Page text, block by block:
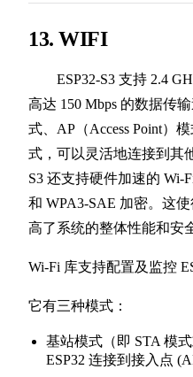
13. WIFI
ESP32-S3 支持 2.4
高达 150 Mbps 的数据传
式、AP（Access Point）
式，可以灵活地连接到其
S3 还支持硬件加速的 Wi-
和 WPA3-SAE 加密。这
高了系统的整体性能和安
Wi-Fi 库支持配置及监控
它有三种模式：
基站模式（即 STA 模
ESP32 连接到接入点